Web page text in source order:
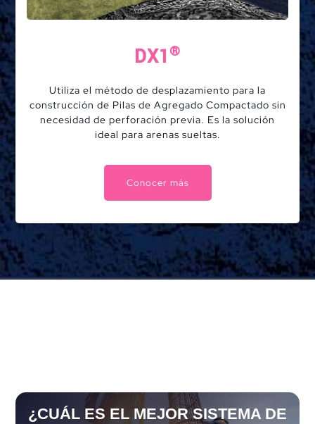
DX1®
Utiliza el método de desplazamiento para la
construcción de Pilas de Agregado Compactado sin
necesidad de perforación previa. Es la solución
ideal para arenas sueltas.
Conocer más
¿CUÁL ES EL MEJOR SISTEMA DE